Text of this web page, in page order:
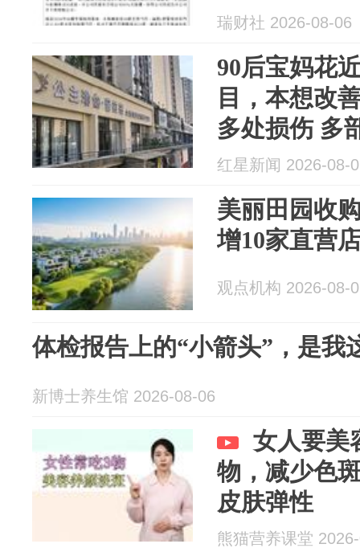
瑞财社 2026-08-06
90后宝妈花
目，本想改
多处损伤 多
红星新闻 2026-08-
美丽田园收
增10家直营
观点机构 2026-08-
体检报告上的“小箭头”，是我
新博士养生馆 2026-08-06
女人要美
物，减少色
皮肤弹性
熊猫营养课堂